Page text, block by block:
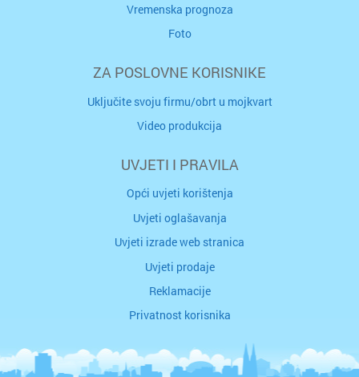
Vremenska prognoza
Foto
ZA POSLOVNE KORISNIKE
Uključite svoju firmu/obrt u mojkvart
Video produkcija
UVJETI I PRAVILA
Opći uvjeti korištenja
Uvjeti oglašavanja
Uvjeti izrade web stranica
Uvjeti prodaje
Reklamacije
Privatnost korisnika